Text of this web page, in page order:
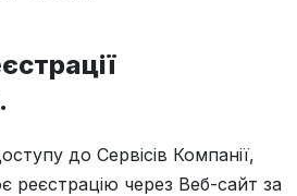
до Сервісів Компанії,
реєстрацію через Веб-сайт за